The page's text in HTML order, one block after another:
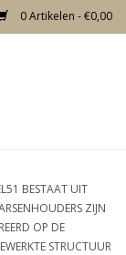
0 Artikelen - €0,00
BESTAAT UIT
ZIJN
OP DE
STRUCTUUR